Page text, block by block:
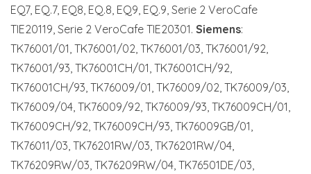
EQ7, EQ.7, EQ8, EQ.8, EQ9, EQ.9, Serie 2 VeroCafe
TIE20119, Serie 2 VeroCafe TIE20301. Siemens:
TK76001/01, TK76001/02, TK76001/03, TK76001/92,
TK76001/93, TK76001CH/01, TK76001CH/92,
TK76001CH/93, TK76009/01, TK76009/02, TK76009/03,
TK76009/04, TK76009/92, TK76009/93, TK76009CH/01,
TK76009CH/92, TK76009CH/93, TK76009GB/01,
TK76011/03, TK76201RW/03, TK76201RW/04,
TK76209RW/03, TK76209RW/04, TK76501DE/03,